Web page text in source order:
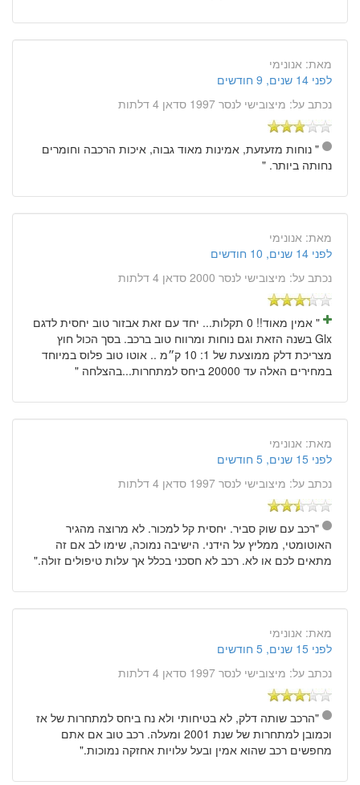
מאת: אנונימי
לפני 14 שנים, 9 חודשים
נכתב על: מיצובישי לנסר 1997 סדאן 4 דלתות
" נוחות מזעזעת, אמינות מאוד גבוה, איכות הרכבה וחומרים
נחותה ביותר. "
מאת: אנונימי
לפני 14 שנים, 10 חודשים
נכתב על: מיצובישי לנסר 2000 סדאן 4 דלתות
" אמין מאוד!! 0 תקלות... יחד עם זאת אבזור טוב יחסית לדגם
Glx בשנה הזאת וגם נוחות ומרווח טוב ברכב. בסך הכול חוץ
מצריכת דלק ממוצעת של 1: 10 ק״מ .. אוטו טוב פלוס במיוחד
במחירים האלה עד 20000 ביחס למתחרות...בהצלחה "
מאת: אנונימי
לפני 15 שנים, 5 חודשים
נכתב על: מיצובישי לנסר 1997 סדאן 4 דלתות
"רכב עם שוק סביר. יחסית קל למכור. לא מרוצה מהגיר
האוטומטי, ממליץ על הידני. הישיבה נמוכה, שימו לב אם זה
מתאים לכם או לא. רכב לא חסכני בכלל אך עלות טיפולים זולה."
מאת: אנונימי
לפני 15 שנים, 5 חודשים
נכתב על: מיצובישי לנסר 1997 סדאן 4 דלתות
"הרכב שותה דלק, לא בטיחותי ולא נח ביחס למתחרות של אז
וכמובן למתחרות של שנת 2001 ומעלה. רכב טוב אם אתם
מחפשים רכב שהוא אמין ובעל עלויות אחזקה נמוכות."